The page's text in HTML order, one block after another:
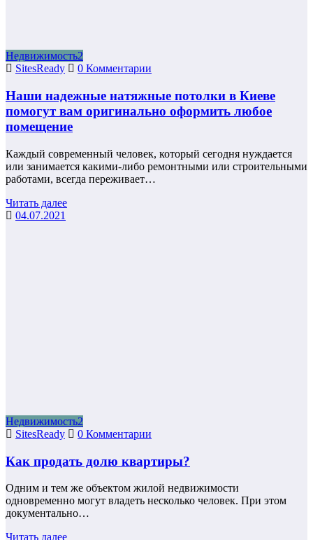
Недвижимость2
SitesReady
0 Комментарии
Наши надежные натяжные потолки в Киеве
помогут вам оригинально оформить любое
помещение
Каждый современный человек, который сегодня нуждается
или занимается какими-либо ремонтными или строительными
работами, всегда переживает…
Читать далее
04.07.2021
Недвижимость2
SitesReady
0 Комментарии
Как продать долю квартиры?
Одним и тем же объектом жилой недвижимости
одновременно могут владеть несколько человек. При этом
документально…
Читать далее